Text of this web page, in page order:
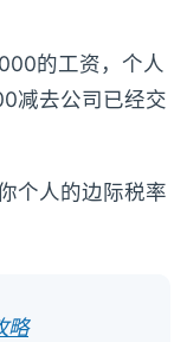
的工资，个人
减去公司已经交
个人的边际税率
略